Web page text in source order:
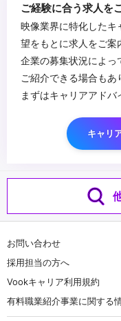
ご経験に合う求人を
映像業界に特化したキ
望をもとに求人をご案
企業の募集状況によっ
ご紹介できる場合もあ
まずはキャリアアドバ
キャリ
お問い合わせ
採用担当の方へ
Vookキャリア利用規約
有料職業紹介事業に関する